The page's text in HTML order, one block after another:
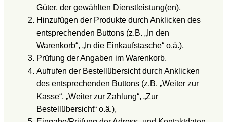
Güter, der gewählten Dienstleistung(en),
Hinzufügen der Produkte durch Anklicken des
entsprechenden Buttons (z.B. „In den
Warenkorb“, „In die Einkaufstasche“ o.ä.),
Prüfung der Angaben im Warenkorb,
Aufrufen der Bestellübersicht durch Anklicken
des entsprechenden Buttons (z.B. „Weiter zur
Kasse“, „Weiter zur Zahlung“, „Zur
Bestellübersicht“ o.ä.),